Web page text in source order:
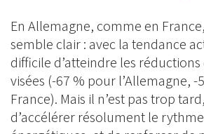
En Allemagne, comme en
semble clair : avec la tendance
difficile d’atteindre les réductions
visées (-67 % pour l’Allemagne, -
France). Mais il n’est pas trop
d’accélérer résolument le